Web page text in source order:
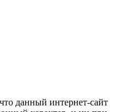
данный интернет-сайт